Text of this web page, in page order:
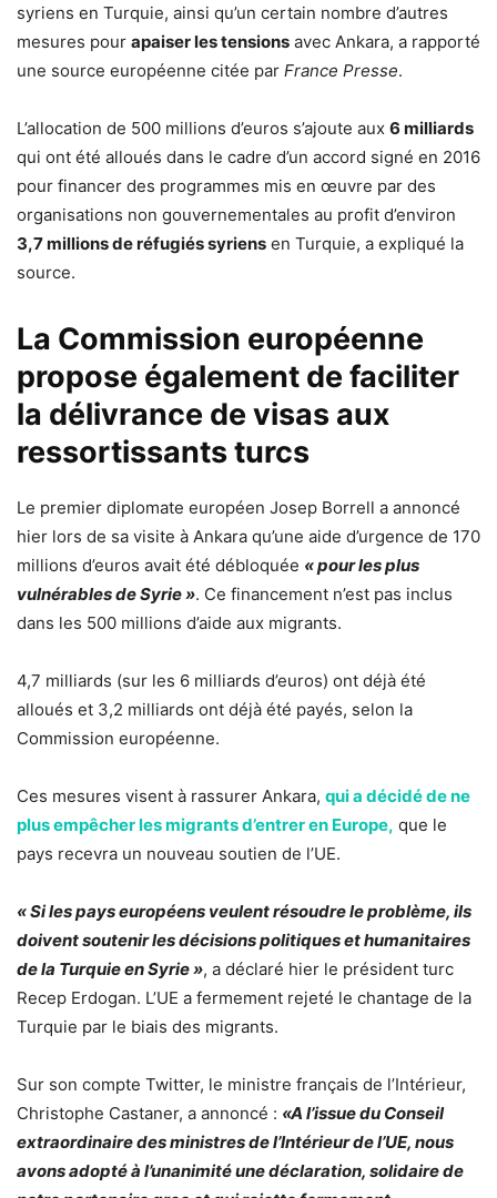
syriens en Turquie, ainsi qu’un certain nombre d’autres
mesures pour apaiser les tensions avec Ankara, a rapporté
une source européenne citée par France Presse.
L’allocation de 500 millions d’euros s’ajoute aux 6 milliards
qui ont été alloués dans le cadre d’un accord signé en 2016
pour financer des programmes mis en œuvre par des
organisations non gouvernementales au profit d’environ
3,7 millions de réfugiés syriens en Turquie, a expliqué la
source.
La Commission européenne
propose également de faciliter
la délivrance de visas aux
ressortissants turcs
Le premier diplomate européen Josep Borrell a annoncé
hier lors de sa visite à Ankara qu’une aide d’urgence de 170
millions d’euros avait été débloquée « pour les plus
vulnérables de Syrie ». Ce financement n’est pas inclus
dans les 500 millions d’aide aux migrants.
4,7 milliards (sur les 6 milliards d’euros) ont déjà été
alloués et 3,2 milliards ont déjà été payés, selon la
Commission européenne.
Ces mesures visent à rassurer Ankara, qui a décidé de ne
plus empêcher les migrants d’entrer en Europe, que le
pays recevra un nouveau soutien de l’UE.
« Si les pays européens veulent résoudre le problème, ils
doivent soutenir les décisions politiques et humanitaires
de la Turquie en Syrie », a déclaré hier le président turc
Recep Erdogan. L’UE a fermement rejeté le chantage de la
Turquie par le biais des migrants.
Sur son compte Twitter, le ministre français de l’Intérieur,
Christophe Castaner, a annoncé : «A l’issue du Conseil
extraordinaire des ministres de l’Intérieur de l’UE, nous
avons adopté à l’unanimité une déclaration, solidaire de